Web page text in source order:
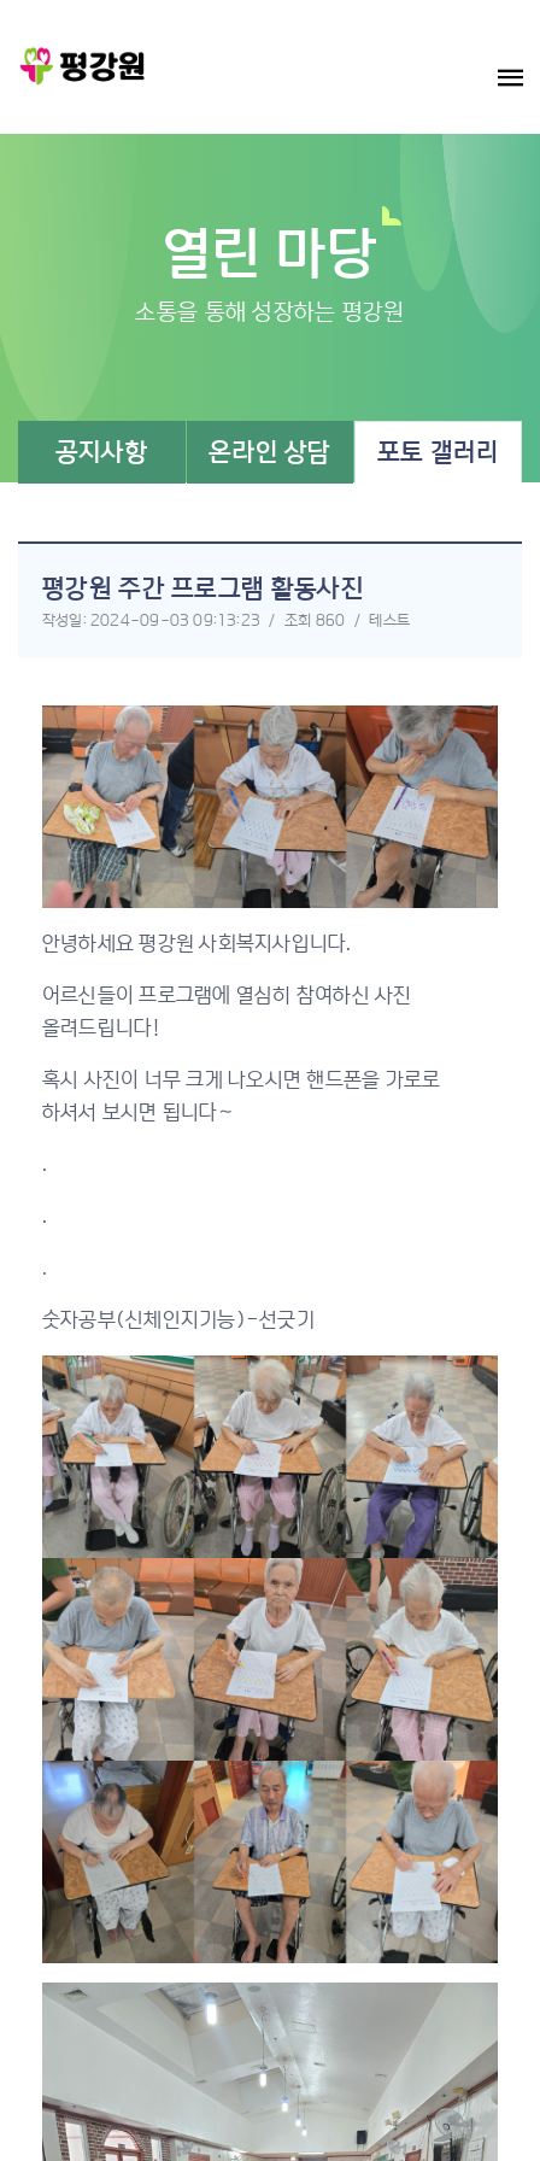
열린 마당
소통을 통해 성장하는 평강원
공지사항 온라인 상담 포토 갤러리
평강원 주간 프로그램 활동사진
작성일: 2024-09-03 09:13:23 / 조회 860 / 테스트
안녕하세요 평강원 사회복지사입니다.
어르신들이 프로그램에 열심히 참여하신 사진
올려드립니다!
혹시 사진이 너무 크게 나오시면 핸드폰을 가로로
하셔서 보시면 됩니다~
.
.
.
숫자공부(신체인지기능)-선긋기